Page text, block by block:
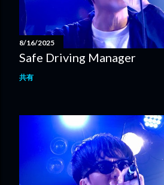
8/16/2025
Safe Driving Manager
共有